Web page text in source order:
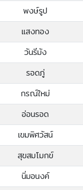
พงษ์รูป
แสงทอง
วันรีมัง
รอดภู่
กรณ์ใหม่
อ่อนรอด
เขมพิศวัสน์
สุขสมโมกข์
นิ่มอนงค์